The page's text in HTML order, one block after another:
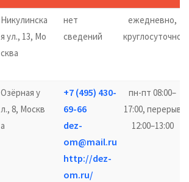
Никулинска
я ул., 13, Мо
сква
нет
сведений
ежедневно,
круглосуточно
Озёрная у
л., 8, Москв
а
+7 (495) 430-
69-66
dez-
om@mail.ru
http://dez-
om.ru/
пн-пт 08:00–
17:00, перерыв
12:00–13:00